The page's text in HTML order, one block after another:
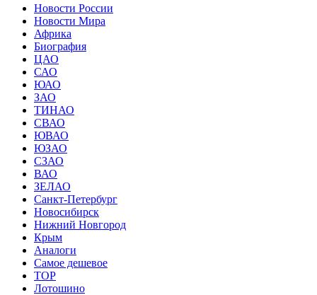
Новости России
Новости Мира
Африка
Биография
ЦАО
САО
ЮАО
ЗАО
ТИНАО
СВАО
ЮВАО
ЮЗАО
СЗАО
ВАО
ЗЕЛАО
Санкт-Петербург
Новосибирск
Нижний Новгород
Крым
Аналоги
Самое дешевое
TOP
Лотошино